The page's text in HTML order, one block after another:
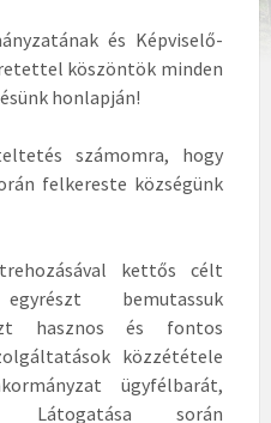
és Képviselő-
köszöntök minden
honlapján!
számomra, hogy
felkereste községünk
kettős célt
bemutassuk
hasznos és fontos
közzététele
ügyfélbarát,
Látogatása során